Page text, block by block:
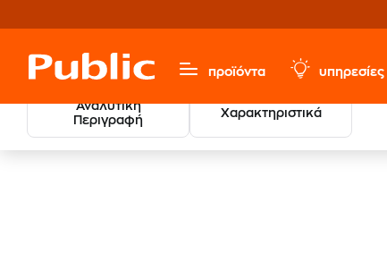
προϊόντα υπηρεσίες
Αναλυτική
Περιγραφή
Χαρακτηριστικά
Sports, Fitness & Hobbies